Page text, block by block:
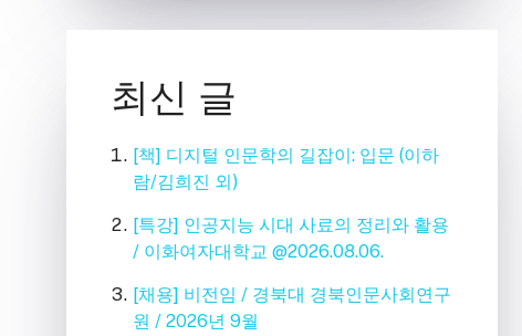
최신 글
[책] 디지털 인문학의 길잡이: 입문 (이하
람/김희진 외)
[특강] 인공지능 시대 사료의 정리와 활용
/ 이화여자대학교 @2026.08.06.
[채용] 비전임 / 경북대 경북인문사회연구
원 / 2026년 9월